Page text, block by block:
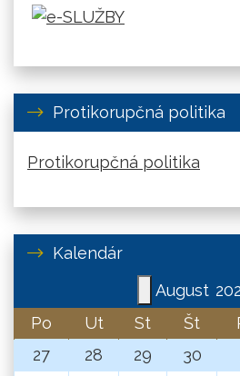
Protikorupčná politika
Protikorupčná politika
Kalendár
August
Po
Ut St Št
27
28 29 30